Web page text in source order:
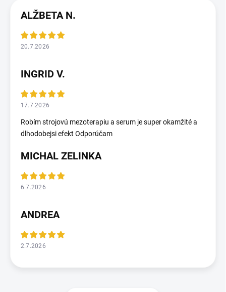
ALŽBETA N.
20.7.2026
INGRID V.
17.7.2026
Robím strojovú mezoterapiu a serum je super okamžité a
dlhodobejsi efekt Odporúčam
MICHAL ZELINKA
6.7.2026
ANDREA
2.7.2026